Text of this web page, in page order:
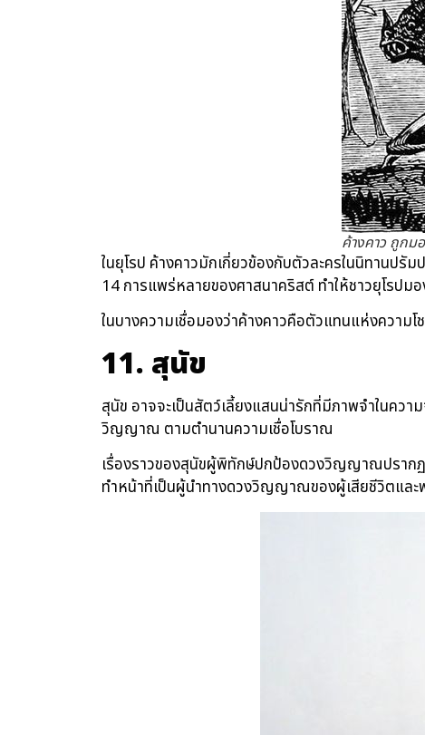
ค้างคาว ถูกม
ในยุโรป ค้างคาวมักเกี่ยวข้องกับตัวละครในนิทานป
14 การแพร่หลายของศาสนาคริสต์ ทำให้ชาวยุโรป
ในบางความเชื่อมองว่าค้างคาวคือตัวแทนแห่งความ
11. สุนัข
สุนัข อาจจะเป็นสัตว์เลี้ยงแสนน่ารักที่มีภาพจำในค
วิญญาณ ตามตำนานความเชื่อโบราณ
เรื่องราวของสุนัขผู้พิทักษ์ปกป้องดวงวิญญาณปรากฏ
ทำหน้าที่เป็นผู้นำทางดวงวิญญาณของผู้เสียชีวิตและ